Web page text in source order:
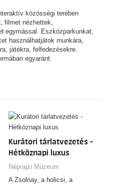
közösségi terében
filmet nézhettek,
egymással. Eszközparkunkat,
használhatjátok munkára,
játékra, felfedezésekre.
egyaránt.
Kurátori tárlatvezetés -
Hétköznapi luxus
Néprajzi Múzeum
A Zsolnay, a holicsi, a